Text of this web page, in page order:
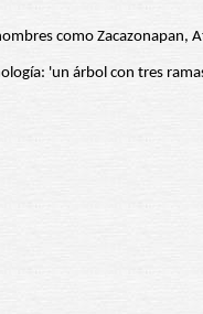
como Zacazonapan,
'un árbol con tres